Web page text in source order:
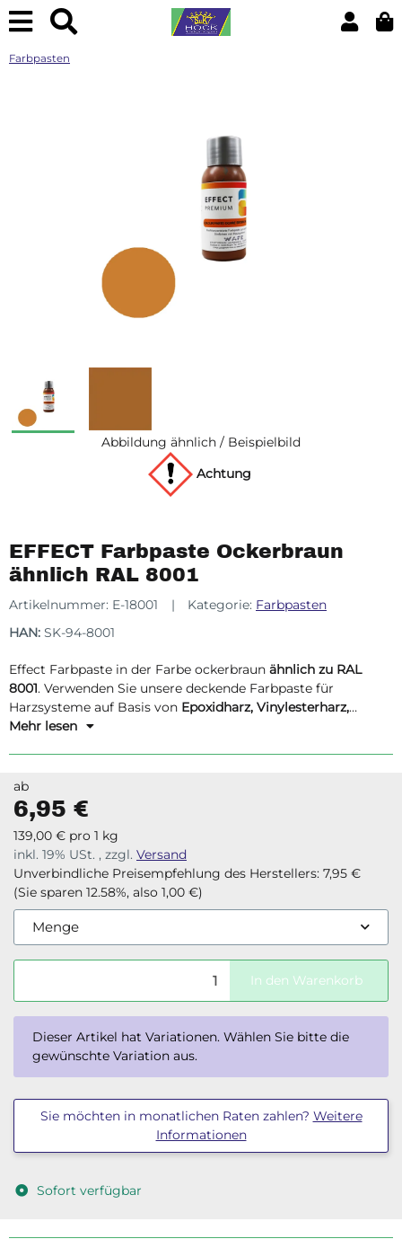
Farbpasten
Abbildung ähnlich / Beispielbild
Achtung
EFFECT Farbpaste Ockerbraun
ähnlich RAL 8001
Artikelnummer: E-18001 Kategorie: Farbpasten
HAN: SK-94-8001
Effect Farbpaste in der Farbe ockerbraun ähnlich zu RAL
8001. Verwenden Sie unsere deckende Farbpaste für
Harzsysteme auf Basis von Epoxidharz, Vinylesterharz,
Acrylharz und Polyesterharz.
Mehr lesen
ab
6,95 €
139,00 € pro 1 kg
inkl. 19% USt. , zzgl. Versand
Unverbindliche Preisempfehlung des Herstellers: 7,95 €
(Sie sparen 12.58%, also 1,00 €)
Menge
In den Warenkorb
x
Dieser Artikel hat Variationen. Wählen Sie bitte die
gewünschte Variation aus.
Sie möchten in monatlichen Raten zahlen? Weitere
Informationen
Sofort verfügbar